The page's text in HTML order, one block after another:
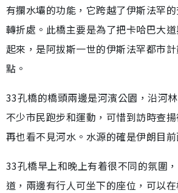
有攔水壩的功能，它跨越了伊斯法罕
轉折處。此橋主要是為了把卡哈巴大
起來，是阿拔斯一世的伊斯法罕都市
點。
33孔橋的橋頭兩邊是河濱公園，沿河
不少市民跑步和運動，可惜到訪時查揚
再也看不見河水。水源的確是伊朗目
33孔橋早上和晚上有着很不同的氛圍
道，兩邊有行人可坐下的座位，可以在